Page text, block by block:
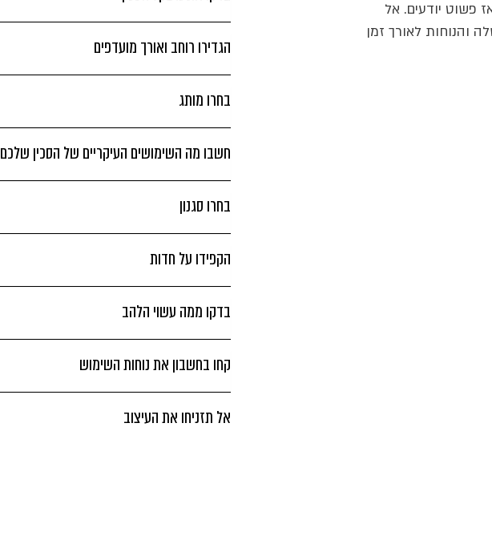
פשוט יודעים. אל
והנוחות לאורך זמן
הגדירו רוחב ואורך מועדפים
בחרו מותג
חשבו מה השימושים העיקריים של הסכין שלכם
בחרו סגנון
הקפידו על חדות
בדקו ממה עשוי הלהב
קחו בחשבון את נוחות השימוש
אל תזניחו את העיצוב